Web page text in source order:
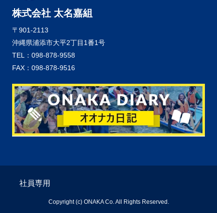
株式会社 太名嘉組
〒901-2113
沖縄県浦添市大平2丁目1番1号
TEL：098-878-9558
FAX：098-878-9516
社員専用
Copyright (c) ONAKA Co. All Rights Reserved.